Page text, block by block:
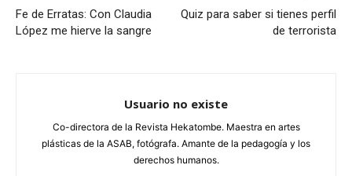
Fe de Erratas: Con Claudia
López me hierve la sangre
Quiz para saber si tienes perfil
de terrorista
Usuario no existe
Co-directora de la Revista Hekatombe. Maestra en artes
plásticas de la ASAB, fotógrafa. Amante de la pedagogía y los
derechos humanos.